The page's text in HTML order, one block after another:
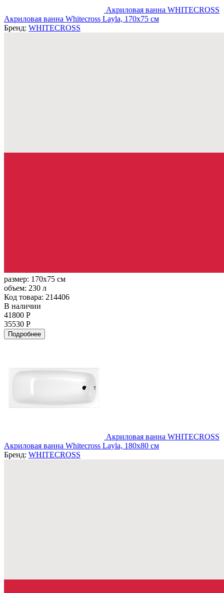
Акриловая ванна WHITECROSS
Акриловая ванна Whitecross Layla, 170x75 см
Бренд: WHITECROSS
размер: 170x75 см
объем: 230 л
Код товара: 214406
В наличии
41800 Р
35530 Р
Подробнее
Акриловая ванна WHITECROSS
Акриловая ванна Whitecross Layla, 180x80 см
Бренд: WHITECROSS